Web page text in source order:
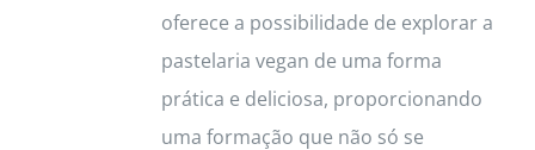
oferece a possibilidade de explorar a
pastelaria vegan de uma forma
prática e deliciosa, proporcionando
uma formação que não só se